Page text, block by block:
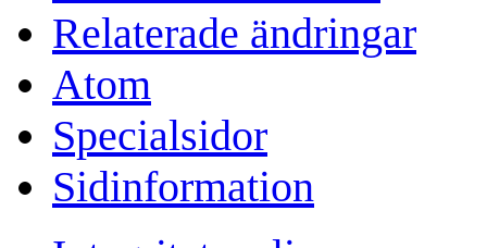
Relaterade ändringar
Atom
Specialsidor
Sidinformation